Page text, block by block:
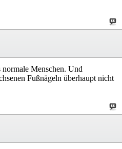
Menschen. Und
Fußnägeln überhaupt nicht